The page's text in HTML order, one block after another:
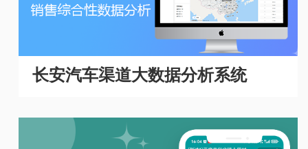
长安汽车渠道大数据分析系统